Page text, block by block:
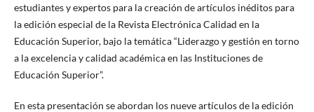
estudiantes y expertos para la creación de artículos inéditos para
la edición especial de la Revista Electrónica Calidad en la
Educación Superior, bajo la temática “Liderazgo y gestión en torno
a la excelencia y calidad académica en las Instituciones de
Educación Superior”.
En esta presentación se abordan los nueve artículos de la edición